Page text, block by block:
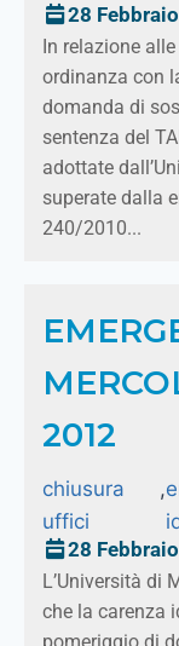
28
In relazione
ordinanza con
domanda di
sentenza del
adottate
superate dalla
240/2010...
2012
chiusura
uffici
,
28
L’Università di
che la carenza